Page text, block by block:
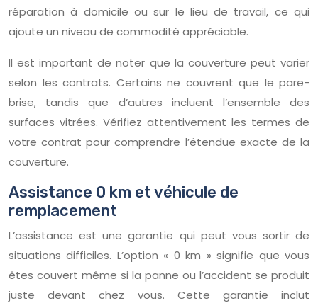
réparation à domicile ou sur le lieu de travail, ce qui
ajoute un niveau de commodité appréciable.
Il est important de noter que la couverture peut varier
selon les contrats. Certains ne couvrent que le pare-
brise, tandis que d’autres incluent l’ensemble des
surfaces vitrées. Vérifiez attentivement les termes de
votre contrat pour comprendre l’étendue exacte de la
couverture.
Assistance 0 km et véhicule de
remplacement
L’assistance est une garantie qui peut vous sortir de
situations difficiles. L’option « 0 km » signifie que vous
êtes couvert même si la panne ou l’accident se produit
juste devant chez vous. Cette garantie inclut